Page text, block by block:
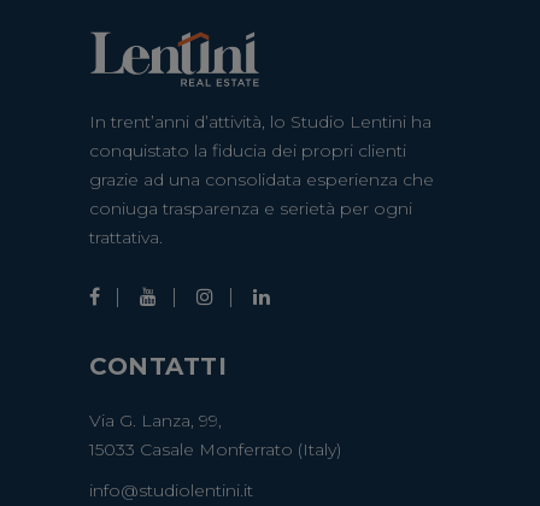
In trent’anni d’attività, lo Studio Lentini ha
conquistato la fiducia dei propri clienti
grazie ad una consolidata esperienza che
coniuga trasparenza e serietà per ogni
trattativa.
CONTATTI
Via G. Lanza, 99,
15033 Casale Monferrato (Italy)
info@studiolentini.it